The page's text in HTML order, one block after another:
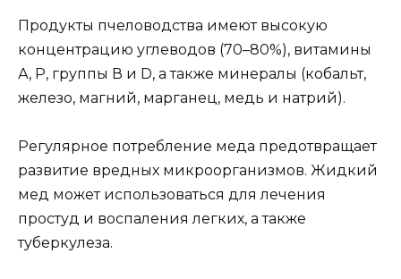
Продукты пчеловодства имеют высокую
концентрацию углеводов (70–80%), витамины
А, Р, группы В и D, а также минералы (кобальт,
железо, магний, марганец, медь и натрий).
Регулярное потребление меда предотвращает
развитие вредных микроорганизмов. Жидкий
мед может использоваться для лечения
простуд и воспаления легких, а также
туберкулеза.